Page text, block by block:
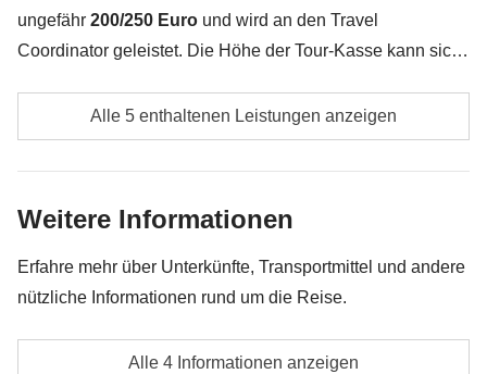
ungefähr 200/250 Euro und wird an den Travel
Coordinator geleistet. Die Höhe der Tour-Kasse kann sich
Gruppe unternimmt, ändern. Das restliche Geld wird den
Teilnehmern am Ende der Reise zurückerstattet. Und
keine Sorge, unsere Travel Coordinator versuchen immer
Eventueller lokaler Transport
Alle zusätzlichen Aktivitäten, auf die sich die
Anteil des Travel Coordinators. Aktivitäten, die über
Alle 5 enthaltenen Leistungen anzeigen
Weitere Informationen
Erfahre mehr über Unterkünfte, Transportmittel und andere
nützliche Informationen rund um die Reise.
Herbergen und typische Hotels.
Alle 4 Informationen anzeigen